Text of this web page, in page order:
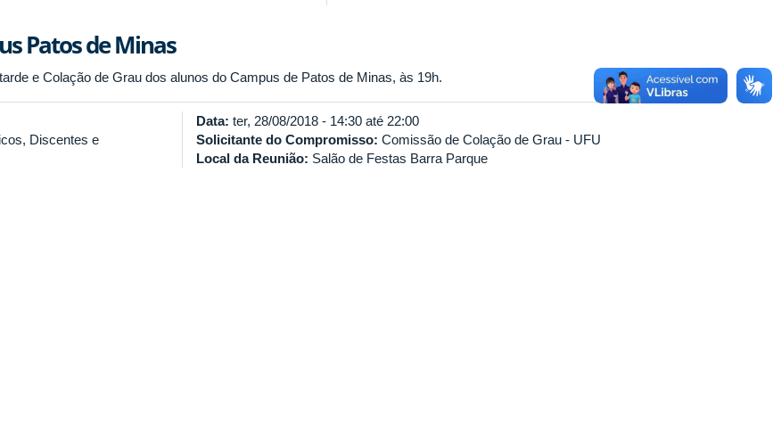
Patos de Minas
e Colação de Grau dos alunos do Campus de Patos de Minas, às 19h.
Discentes e
Data: ter, 28/08/2018 - 14:30 até 22:00
Solicitante do Compromisso: Comissão de Colação de Grau - UFU
Local da Reunião: Salão de Festas Barra Parque